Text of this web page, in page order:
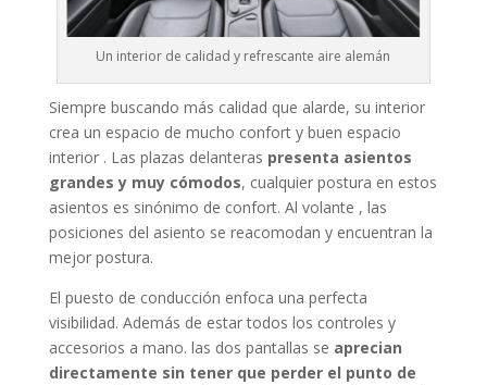
Un interior de calidad y refrescante aire alemán
Siempre buscando más calidad que alarde, su interior
crea un espacio de mucho confort y buen espacio
interior . Las plazas delanteras presenta asientos
grandes y muy cómodos, cualquier postura en estos
asientos es sinónimo de confort. Al volante , las
posiciones del asiento se reacomodan y encuentran la
mejor postura.
El puesto de conducción enfoca una perfecta
visibilidad. Además de estar todos los controles y
accesorios a mano. las dos pantallas se aprecian
directamente sin tener que perder el punto de